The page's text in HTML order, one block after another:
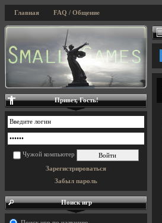
Главная FAQ / Общение
Привет, Гость!
Чужой компьютер
Зарегистрироваться
Забыл пароль
Поиск игр